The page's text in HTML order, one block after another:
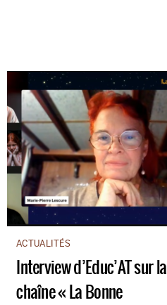
ACTUALITÉS
Interview d’Educ’AT sur la
chaîne « La Bonne